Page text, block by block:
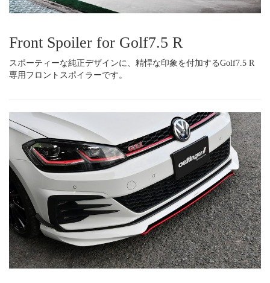
Front Spoiler for Golf7.5 R
スポーティーな純正デザインに、精悍な印象を付加するGolf7.5 R
専用フロントスポイラーです。